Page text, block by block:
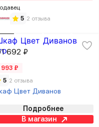
5 2 отзыва
692 ₽
993 ₽
5 2 отзыва
Цвет Диванов
Подробнее
В магазин